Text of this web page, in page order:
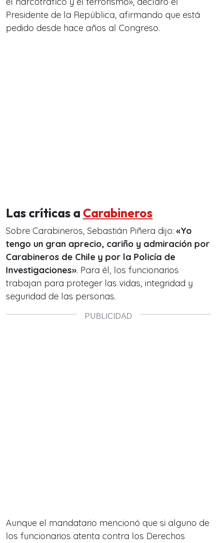
Presidente de la República, afirmando que está
pedido desde hace años al Congreso.
Las críticas a Carabineros
Sobre Carabineros, Sebastián Piñera dijo: «Yo
tengo un gran aprecio, cariño y admiración por
Carabineros de Chile y por la Policía de
Investigaciones». Para él, los funcionarios
trabajan para proteger las vidas, integridad y
seguridad de las personas.
Aunque el mandatario mencionó que si alguno de
los funcionarios atenta contra los Derechos